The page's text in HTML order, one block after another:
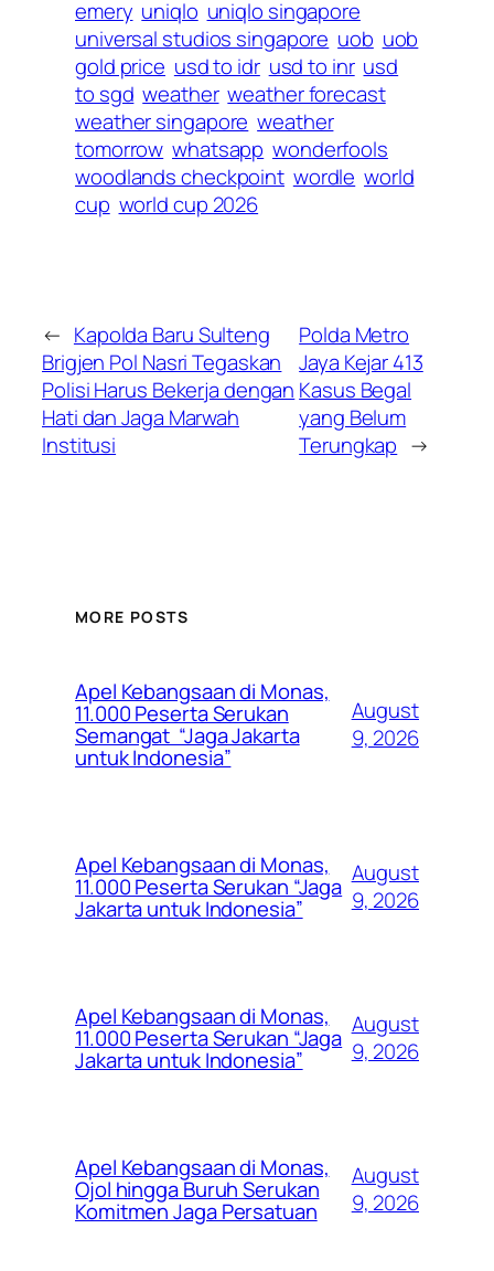
emery uniqlo uniqlo singapore
universal studios singapore uob uob
gold price usd to idr usd to inr usd
to sgd weather weather forecast
weather singapore weather
tomorrow whatsapp wonderfools
woodlands checkpoint wordle world
cup world cup 2026
← Kapolda Baru Sulteng
Brigjen Pol Nasri Tegaskan
Polisi Harus Bekerja dengan
Hati dan Jaga Marwah
Institusi
Polda Metro
Jaya Kejar 413
Kasus Begal
yang Belum
Terungkap →
MORE POSTS
Apel Kebangsaan di Monas,
11.000 Peserta Serukan
Semangat “Jaga Jakarta
untuk Indonesia”
August
9, 2026
Apel Kebangsaan di Monas,
11.000 Peserta Serukan “Jaga
Jakarta untuk Indonesia”
August
9, 2026
Apel Kebangsaan di Monas,
11.000 Peserta Serukan “Jaga
Jakarta untuk Indonesia”
August
9, 2026
Apel Kebangsaan di Monas,
Ojol hingga Buruh Serukan
Komitmen Jaga Persatuan
August
9, 2026